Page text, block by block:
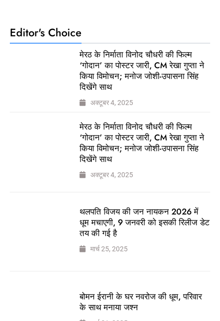
Editor's Choice
मेरठ के निर्माता विनोद चौधरी की फिल्म
‘गोदान’ का पोस्टर जारी, CM रेखा गुप्ता ने
किया विमोचन; मनोज जोशी-उपासना सिंह
दिखेंगे साथ
अक्टूबर 4, 2025
मेरठ के निर्माता विनोद चौधरी की फिल्म
‘गोदान’ का पोस्टर जारी, CM रेखा गुप्ता ने
किया विमोचन; मनोज जोशी-उपासना सिंह
दिखेंगे साथ
अक्टूबर 4, 2025
थलपति विजय की जन नायकन 2026 में
धूम मचाएगी, 9 जनवरी को इसकी रिलीज डेट
तय की गई है
मार्च 25, 2025
बोमन ईरानी के घर नवरोज की धूम, परिवार
के साथ मनाया जश्न